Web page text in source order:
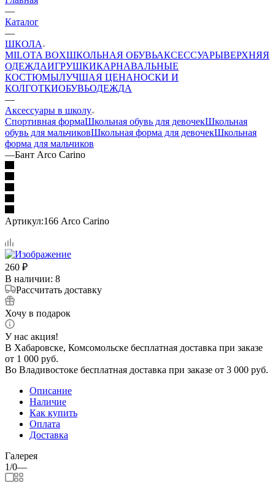
—
Каталог
—
ШКОЛА
MILOTA BOXШКОЛЬНАЯ ОБУВЬАКСЕССУАРЫВЕРХНЯЯ
ОДЕЖДАИГРУШКИКАРНАВАЛЬНЫЕ
КОСТЮМЫЛУЧШАЯ ЦЕНАНОСКИ И
КОЛГОТКИОБУВЬОДЕЖДА
—
Аксессуары в школу
Спортивная формаШкольная обувь для девочекШкольная
обувь для мальчиковШкольная форма для девочекШкольная
форма для мальчиков
—Бант Arco Carino
Артикул:166 Arco Carino
260 ₽
В наличии: 8
Рассчитать доставку
Хочу в подарок
У нас акция!
В Хабаровске, Комсомольске бесплатная доставка при заказе
от 1 000 руб.
Во Владивостоке бесплатная доставка при заказе от 3 000 руб.
Описание
Наличие
Как купить
Оплата
Доставка
Галерея
1/0—